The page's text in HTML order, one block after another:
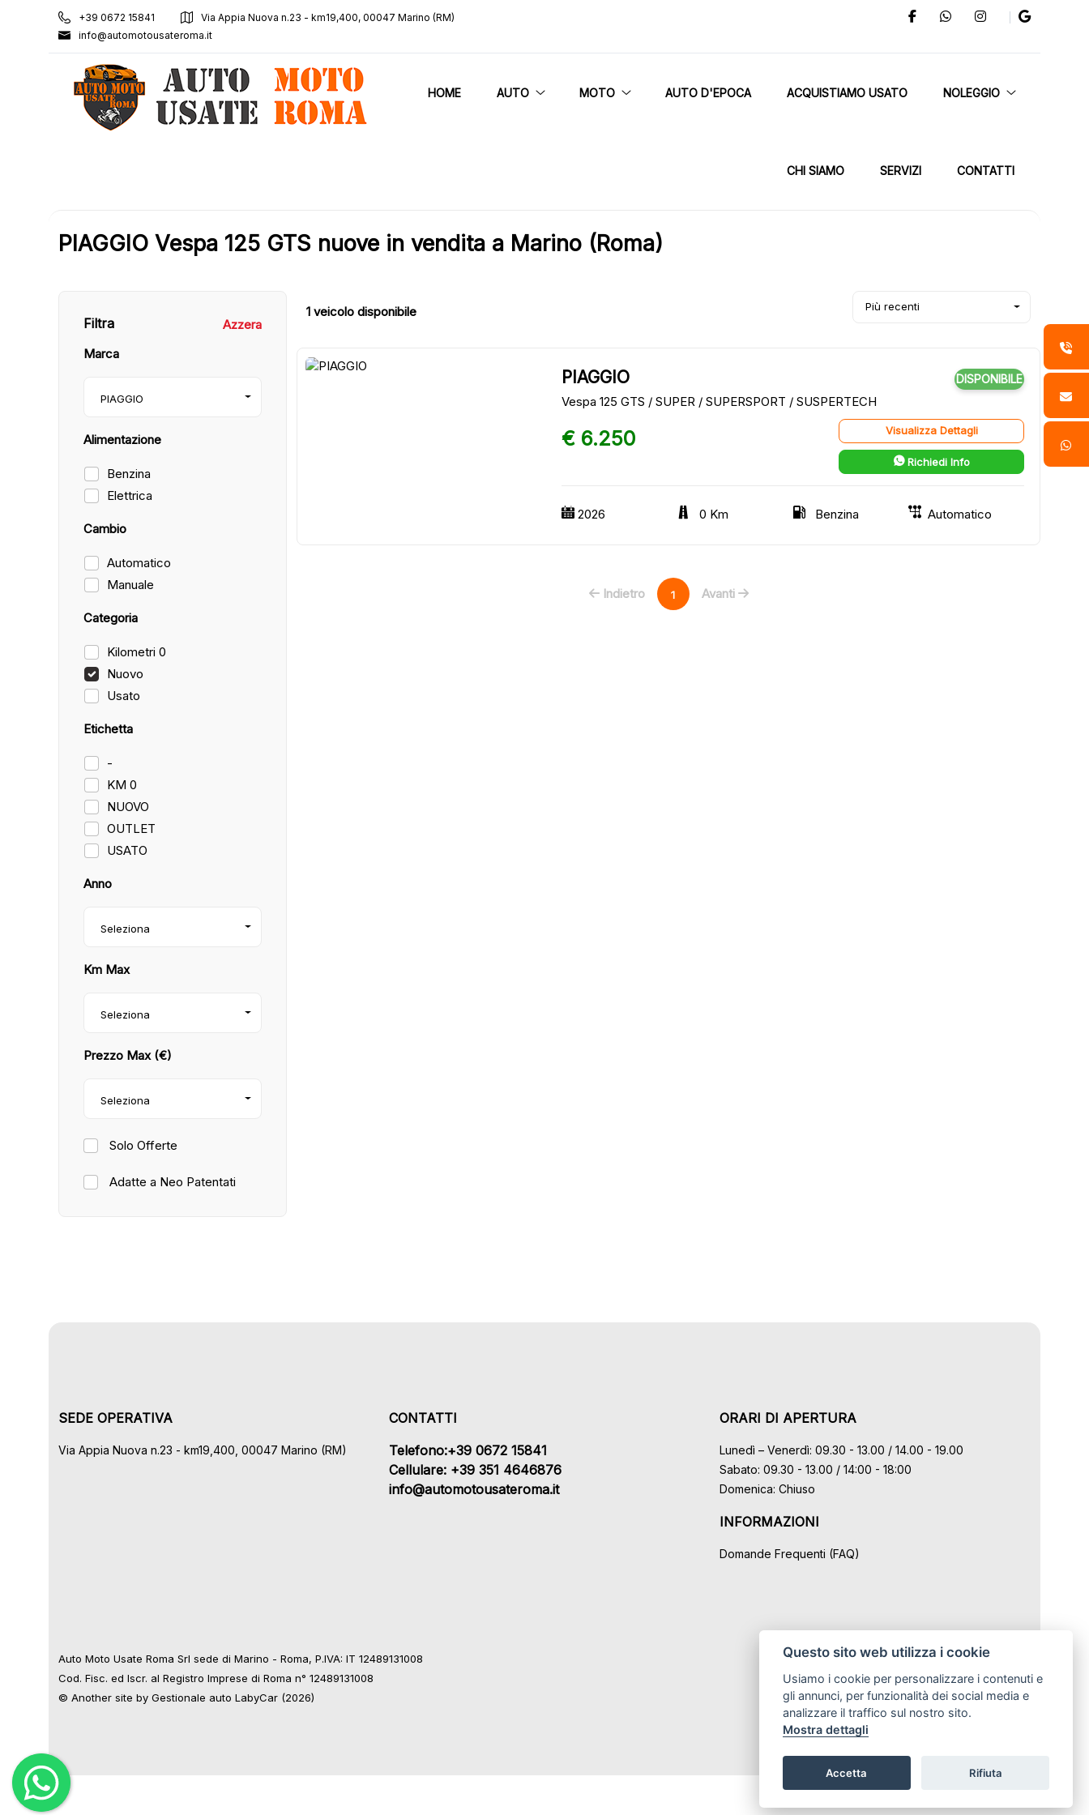
+39 0672 15841
Via Appia Nuova n.23 - km19,400, 00047 Marino (RM)
info@automotousateroma.it
Questo sito web utilizza i cookie
Usiamo i cookie per personalizzare i contenuti e
gli annunci, per funzionalità dei social media e
analizzare il traffico sul nostro sito.
Mostra dettagli
Accetta Rifiuta
HOME AUTO MOTO AUTO D'EPOCA ACQUISTIAMO USATO NOLEGGIO
CHI SIAMO SERVIZI CONTATTI
PIAGGIO Vespa 125 GTS nuove in vendita a Marino (Roma)
Filtra
Azzera
Marca
PIAGGIO
Alimentazione
Benzina
Elettrica
Cambio
Automatico
Manuale
Categoria
Kilometri 0
Nuovo
Usato
Etichetta
-
KM 0
NUOVO
OUTLET
USATO
Anno
Seleziona
Km Max
Seleziona
Prezzo Max (€)
Seleziona
Solo Offerte
Adatte a Neo Patentati
1 veicolo disponibile Più recenti
PIAGGIO
Vespa 125 GTS / SUPER / SUPERSPORT / SUSPERTECH
DISPONIBILE
€ 6.250 Visualizza Dettagli
Richiedi Info
2026 0 Km Benzina Automatico
Indietro 1 Avanti
SEDE OPERATIVA
Via Appia Nuova n.23 - km19,400, 00047 Marino (RM)
CONTATTI
Telefono:+39 0672 15841
Cellulare: +39 351 4646876
info@automotousateroma.it
ORARI DI APERTURA
Lunedì – Venerdì: 09.30 - 13.00 / 14.00 - 19.00
Sabato: 09.30 - 13.00 / 14:00 - 18:00
Domenica: Chiuso
INFORMAZIONI
Domande Frequenti (FAQ)
Auto Moto Usate Roma Srl sede di Marino - Roma, P.IVA: IT 12489131008
Cod. Fisc. ed Iscr. al Registro Imprese di Roma n° 12489131008
© Another site by Gestionale auto LabyCar (2026)